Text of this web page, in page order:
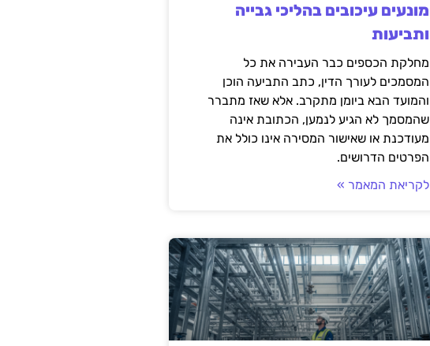
מונעים עיכובים בהליכי גבייה
ותביעות
מחלקת הכספים כבר העבירה את כל
המסמכים לעורך הדין, כתב התביעה הוכן
והמועד הבא ביומן מתקרב. אלא שאז מתברר
שהמסמך לא הגיע לנמען, הכתובת אינה
מעודכנת או שאישור המסירה אינו כולל את
הפרטים הדרושים.
לקריאת המאמר »